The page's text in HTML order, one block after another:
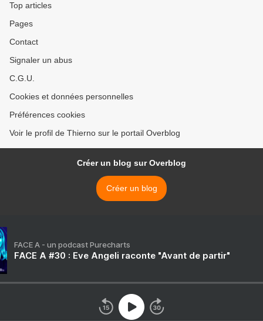
Top articles
Pages
Contact
Signaler un abus
C.G.U.
Cookies et données personnelles
Préférences cookies
Voir le profil de Thierno sur le portail Overblog
Créer un blog sur Overblog
Créer un blog
FACE A - un podcast Purecharts
FACE A #30 : Eve Angeli raconte "Avant de partir"